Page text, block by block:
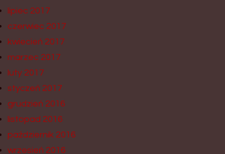
lipiec 2017
czerwiec 2017
kwiecień 2017
marzec 2017
luty 2017
styczeń 2017
grudzień 2016
listopad 2016
październik 2016
wrzesień 2016